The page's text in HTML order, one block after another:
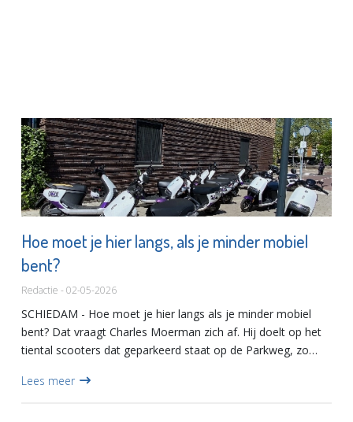
Hoe moet je hier langs, als je minder mobiel
bent?
Redactie - 02-05-2026
SCHIEDAM - Hoe moet je hier langs als je minder mobiel
bent? Dat vraagt Charles Moerman zich af. Hij doelt op het
tiental scooters dat geparkeerd staat op de Parkweg, zo
van d...
Lees meer